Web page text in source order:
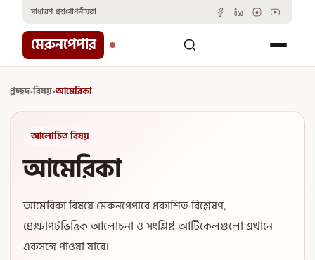
content
সাধারণ প্রশ্নগোপনীয়তা
মেরুনপেপার
প্রচ্ছদ›বিষয়›আমেরিকা
আলোচিত বিষয়
আমেরিকা
আমেরিকা বিষয়ে মেরুনপেপারে প্রকাশিত বিশ্লেষণ,
প্রেক্ষাপটভিত্তিক আলোচনা ও সংশ্লিষ্ট আর্টিকেলগুলো এখানে
একসঙ্গে পাওয়া যাবে।